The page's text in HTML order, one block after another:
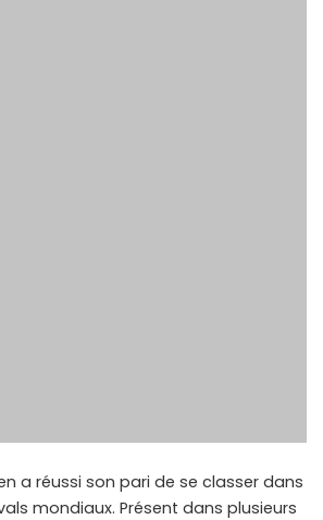
a réussi son pari de se classer dans
mondiaux. Présent dans plusieurs